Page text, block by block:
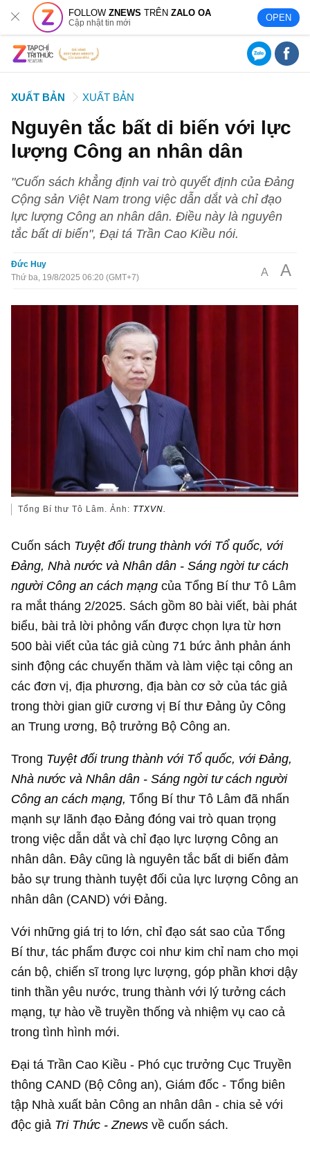
FOLLOWZNEWS TRÊNZALO OA
Cập nhật tin mới OPEN
XUẤT BẢN XUẤT BẢN
Nguyên tắc bất di biến với lực
lượng Công an nhân dân
"Cuốn sách khẳng định vai trò quyết định của Đảng
Cộng sản Việt Nam trong việc dẫn dắt và chỉ đạo
lực lượng Công an nhân dân. Điều này là nguyên
tắc bất di biến", Đại tá Trần Cao Kiều nói.
Đức Huy
Thứ ba, 19/8/2025 06:20 (GMT+7)
A A
Tổng Bí thư Tô Lâm. Ảnh: TTXVN.
Cuốn sách Tuyệt đối trung thành với Tổ quốc, với
Đảng, Nhà nước và Nhân dân - Sáng ngời tư cách
người Công an cách mạng của Tổng Bí thư Tô Lâm
ra mắt tháng 2/2025. Sách gồm 80 bài viết, bài phát
biểu, bài trả lời phỏng vấn được chọn lựa từ hơn
500 bài viết của tác giả cùng 71 bức ảnh phản ánh
sinh động các chuyến thăm và làm việc tại công an
các đơn vị, địa phương, địa bàn cơ sở của tác giả
trong thời gian giữ cương vị Bí thư Đảng ủy Công
an Trung ương, Bộ trưởng Bộ Công an.
Trong Tuyệt đối trung thành với Tổ quốc, với Đảng,
Nhà nước và Nhân dân - Sáng ngời tư cách người
Công an cách mạng,Tổng Bí thư Tô Lâm đã nhấn
mạnh sự lãnh đạo Đảng đóng vai trò quan trọng
trong việc dẫn dắt và chỉ đạo lực lượng Công an
nhân dân. Đây cũng là nguyên tắc bất di biến đảm
bảo sự trung thành tuyệt đối của lực lượng Công an
nhân dân (CAND) với Đảng.
Với những giá trị to lớn, chỉ đạo sát sao của Tổng
Bí thư, tác phẩm được coi như kim chỉ nam cho mọi
cán bộ, chiến sĩ trong lực lượng, góp phần khơi dậy
tinh thần yêu nước, trung thành với lý tưởng cách
mạng, tự hào về truyền thống và nhiệm vụ cao cả
trong tình hình mới.
Đại tá Trần Cao Kiều - Phó cục trưởng Cục Truyền
thông CAND (Bộ Công an), Giám đốc - Tổng biên
tập Nhà xuất bản Công an nhân dân - chia sẻ với
độc giả Tri Thức - Znews về cuốn sách.